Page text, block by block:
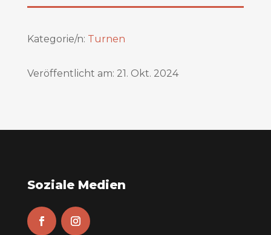
Kategorie/n: Turnen
Veröffentlicht am: 21. Okt. 2024
Soziale Medien